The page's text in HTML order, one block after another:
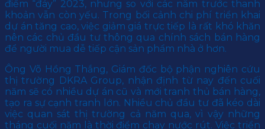
điểm “đáy” 2023, nhưng so với các năm trước thanh
khoản vẫn còn yếu. Trong bối cảnh chi phí triển khai
dự án tăng cao, việc giảm giá trực tiếp là rất khó khăn
nên các chủ đầu tư thông qua chính sách bán hàng
để người mua dễ tiếp cận sản phẩm nhà ở hơn.
Ông Võ Hồng Thắng, Giám đốc bộ phận nghiên cứu
thị trường DKRA Group, nhận định từ nay đến cuối
năm sẽ có nhiều dự án cũ và mới tranh thủ bán hàng,
tạo ra sự cạnh tranh lớn. Nhiều chủ đầu tư đã kéo dài
việc quan sát thị trường cả năm qua, vì vậy những
tháng cuối năm là thời điểm chạy nước rút. Việc triển